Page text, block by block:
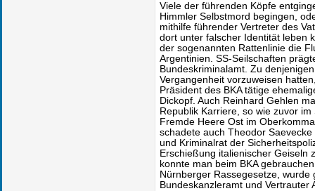
Viele der führenden Köpfe
Himmler Selbstmord begingen,
mithilfe führender Vertreter des
dort unter falscher Identität leben
der sogenannten Rattenlinie die
Argentinien. SS-Seilschaften
Bundeskriminalamt. Zu
Vergangenheit vorzuweisen
Präsident des BKA tätige
Dickopf. Auch Reinhard Gehlen
Republik Karriere, so wie zuvor
Fremde Heere Ost im
schadete auch Theodor
und Kriminalrat der
Erschießung italienischer Geiseln
konnte man beim BKA
Nürnberger Rassegesetze, wurde
Bundeskanzleramt und Vertrauter